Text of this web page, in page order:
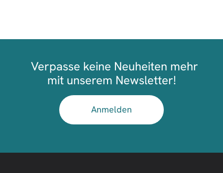
Verpasse keine Neuheiten mehr
mit unserem Newsletter!
Anmelden